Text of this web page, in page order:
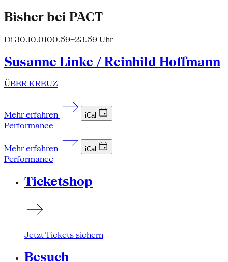
Bisher bei PACT
Di 30.10.0100.59–23.59 Uhr
Susanne Linke / Reinhild Hoffmann
ÜBER KREUZ
Mehr erfahren iCal
Performance
Mehr erfahren iCal
Performance
Ticketshop
Jetzt Tickets sichern
Besuch